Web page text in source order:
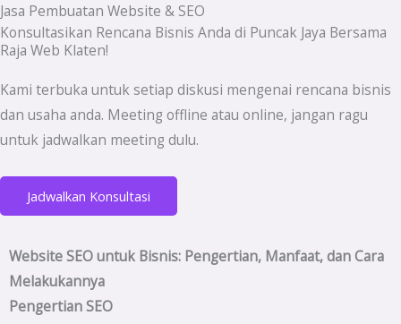
Jasa Pembuatan Website & SEO
Konsultasikan Rencana Bisnis Anda di Puncak Jaya Bersama
Raja Web Klaten!
Kami terbuka untuk setiap diskusi mengenai rencana bisnis
dan usaha anda. Meeting offline atau online, jangan ragu
untuk jadwalkan meeting dulu.
Jadwalkan Konsultasi
Website SEO untuk Bisnis: Pengertian, Manfaat, dan Cara
Melakukannya
Pengertian SEO